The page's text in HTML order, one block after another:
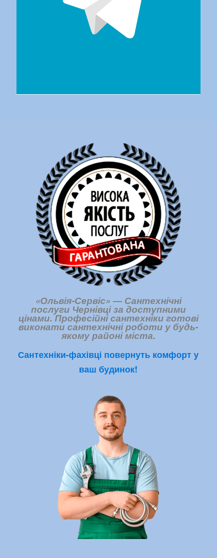
«Ольвія-Сервіс» — Сантехнічні
послуги Чернівці за доступними
цінами. Професійні сантехніки готові
виконати сантехнічні роботи у будь-
якому районі міста.
Сантехніки-фахівці повернуть комфорт у
ваш будинок!